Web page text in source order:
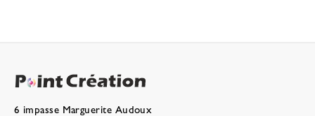
6 impasse Marguerite Audoux